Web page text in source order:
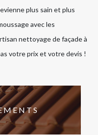
plus sain et plus
avec les
nettoyage de façade à
votre prix et votre devis !